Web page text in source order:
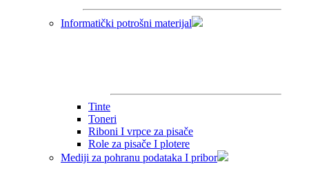
Informatički potrošni materijal
Tinte
Toneri
Riboni I vrpce za pisače
Role za pisače I plotere
Mediji za pohranu podataka I pribor